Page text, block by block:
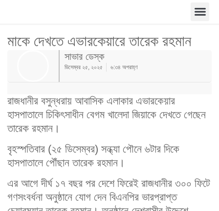
মাকে দেখতে এভারকেয়ারে তারেক রহমান
সাভার ডেস্ক
ডিসেম্বর ২৫, ২০২৫ ৬:৩৪ অপরাহ্ণ
রাজধানীর বসুন্ধরায় আবাসিক এলাকার এভারকেয়ার
হাসপাতালে চিকিৎসাধীন বেগম খালেদা জিয়াকে দেখতে গেছেন
তারেক রহমান।
বৃহস্পতিবার (২৫ ডিসেম্বর) সন্ধ্যা পৌনে ৬টার দিকে
হাসপাতালে পৌঁছান তারেক রহমান।
এর আগে দীর্ঘ ১৭ বছর পর দেশে ফিরেই রাজধানীর ৩০০ ফিটে
গণসংবর্ধনা অনুষ্ঠানে যোগ দেন বিএনপির ভারপ্রাপ্ত